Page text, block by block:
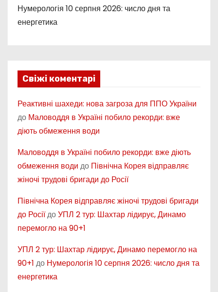
Нумерологія 10 серпня 2026: число дня та
енергетика
Свіжі коментарі
Реактивні шахеди: нова загроза для ППО України
до Маловоддя в Україні побило рекорди: вже
діють обмеження води
Маловоддя в Україні побило рекорди: вже діють
обмеження води до Північна Корея відправляє
жіночі трудові бригади до Росії
Північна Корея відправляє жіночі трудові бригади
до РосіїдоУПЛ 2 тур: Шахтар лідирує, Динамо
перемогло на 90+1
УПЛ 2 тур: Шахтар лідирує, Динамо перемогло на
90+1 до Нумерологія 10 серпня 2026: число дня та
енергетика